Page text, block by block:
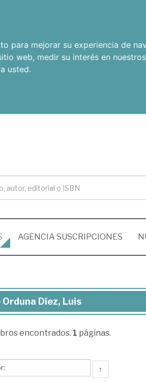
para mejorar su experiencia de
web, medir su interés en
usted.
AGENCIA SUSCRIPCIONES
Orduna Díez, Luis
encontrados. 1 páginas.
↑